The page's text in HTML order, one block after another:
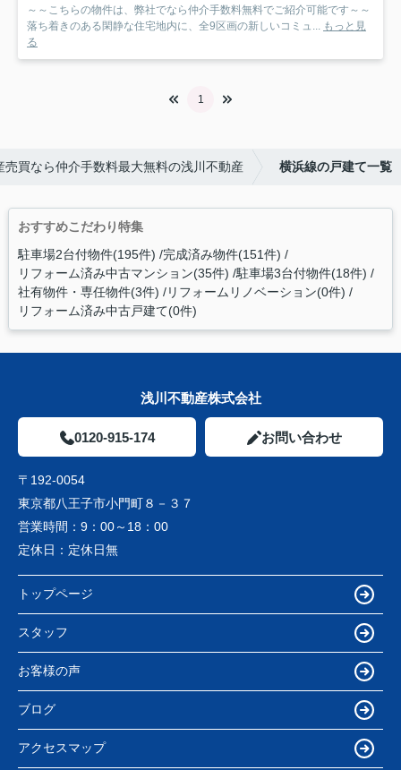
～～こちらの物件は、弊社でなら仲介手数料無料でご紹介可能です～～
落ち着きのある閑静な住宅地内に、全9区画の新しいコミュ... もっと見
る
1
売買なら仲介手数料最大無料の浅川不動産 横浜線の戸建て一覧
おすすめこだわり特集
駐車場2台付物件(195件) 完成済み物件(151件)
リフォーム済み中古マンション(35件) 駐車場3台付物件(18件)
社有物件・専任物件(3件) リフォームリノベーション(0件)
リフォーム済み中古戸建て(0件)
浅川不動産株式会社
0120-915-174 お問い合わせ
〒192-0054
東京都八王子市小門町８－３７
営業時間： 9：00～18：00
定休日： 定休日無
トップページ
スタッフ
お客様の声
ブログ
アクセスマップ